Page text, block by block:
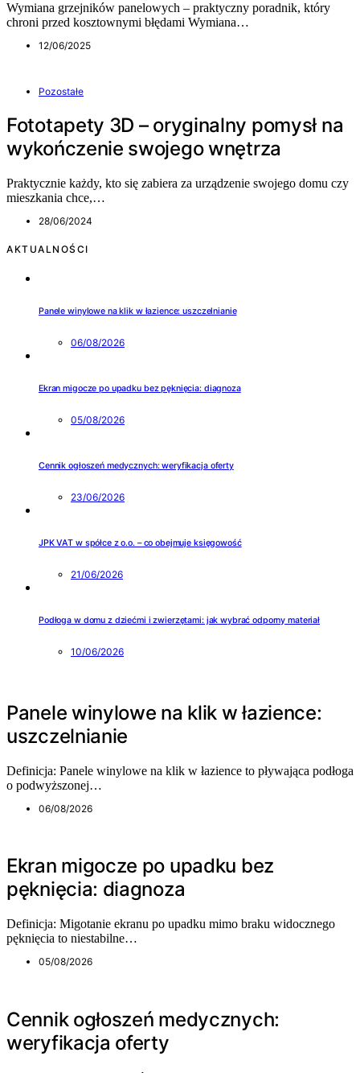
Wymiana grzejników panelowych – praktyczny poradnik, który
chroni przed kosztownymi błędami Wymiana…
12/06/2025
Pozostałe
Fototapety 3D – oryginalny pomysł na
wykończenie swojego wnętrza
Praktycznie każdy, kto się zabiera za urządzenie swojego domu czy
mieszkania chce,…
28/06/2024
AKTUALNOŚCI
Panele winylowe na klik w łazience: uszczelnianie
06/08/2026
Ekran migocze po upadku bez pęknięcia: diagnoza
05/08/2026
Cennik ogłoszeń medycznych: weryfikacja oferty
23/06/2026
JPK VAT w spółce z o.o. – co obejmuje księgowość
21/06/2026
Podłoga w domu z dziećmi i zwierzętami: jak wybrać odporny materiał
10/06/2026
Panele winylowe na klik w łazience:
uszczelnianie
Definicja: Panele winylowe na klik w łazience to pływająca podłoga
o podwyższonej…
06/08/2026
Ekran migocze po upadku bez
pęknięcia: diagnoza
Definicja: Migotanie ekranu po upadku mimo braku widocznego
pęknięcia to niestabilne…
05/08/2026
Cennik ogłoszeń medycznych:
weryfikacja oferty